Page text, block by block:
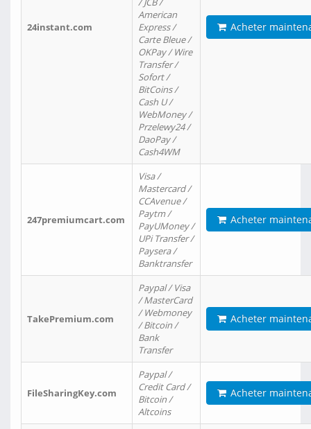
24instant.com
American
Express /
Carte Bleue /
OKPay / Wire
Transfer /
Sofort /
BitCoins /
Cash U /
WebMoney /
Przelewy24 /
DaoPay /
Cash4WM
Acheter
247premiumcart.com
Visa /
Mastercard /
CCAvenue /
Paytm /
PayUMoney /
UPi Transfer /
Paysera /
Banktransfer
Acheter
TakePremium.com
Paypal / Visa
/ MasterCard
/ Webmoney
/ Bitcoin /
Bank
Transfer
Acheter
FileSharingKey.com
Paypal /
Credit Card /
Bitcoin /
Altcoins
Acheter